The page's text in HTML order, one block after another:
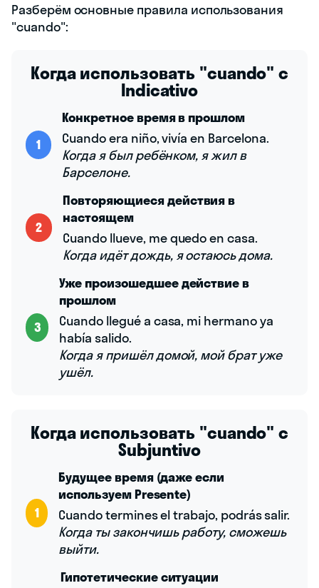
Разберём основные правила использования
"cuando":
Когда использовать "cuando" с
Indicativo
1
Конкретное время в прошлом
Cuando era niño, vivía en Barcelona.
Когда я был ребёнком, я жил в
Барселоне.
2
Повторяющиеся действия в
настоящем
Cuando llueve, me quedo en casa.
Когда идёт дождь, я остаюсь дома.
3
Уже произошедшее действие в
прошлом
Cuando llegué a casa, mi hermano ya
había salido.
Когда я пришёл домой, мой брат уже
ушёл.
Когда использовать "cuando" с
Subjuntivo
1
Будущее время (даже если
используем Presente)
Cuando termines el trabajo, podrás salir.
Когда ты закончишь работу, сможешь
выйти.
Гипотетические ситуации